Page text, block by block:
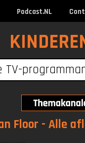
Podcast.NL
Floor - Alle